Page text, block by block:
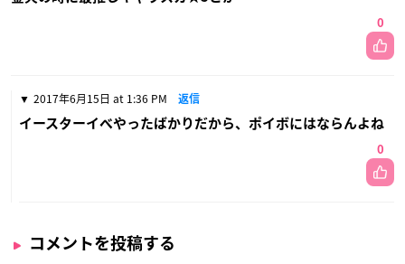
0
2017年6月15日 at 1:36 PM 返信
イースターイベやったばかりだから、ポイボにはならんよね
0
コメントを投稿する